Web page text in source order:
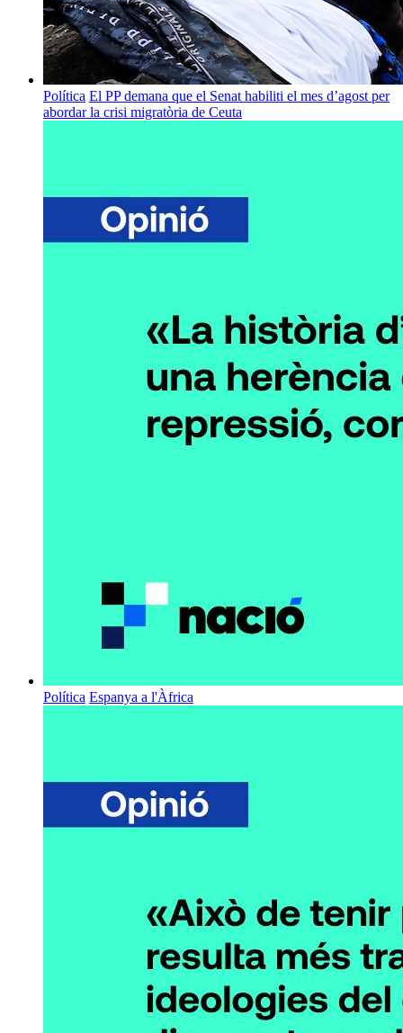
Política El PP demana que el Senat habiliti el mes d’agost per
abordar la crisi migratòria de Ceuta
Política Espanya a l'Àfrica